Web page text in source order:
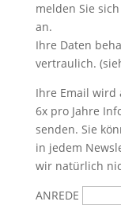
melden Sie
an.
Ihre Daten
vertraulich.
Ihre Email wird
6x pro Jahre
senden. Sie
in jedem
wir natürlich
ANREDE